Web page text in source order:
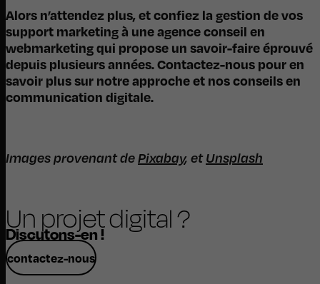
Alors n’attendez plus, et confiez la gestion de vos
support marketing à une agence conseil en
webmarketing qui propose un savoir-faire éprouvé
depuis plusieurs années. Contactez-nous pour en
savoir plus sur notre approche et nos conseils en
communication digitale.
Images provenant dePixabay, etUnsplash
Un projet digital ?
Discutons-en !
contactez-nous